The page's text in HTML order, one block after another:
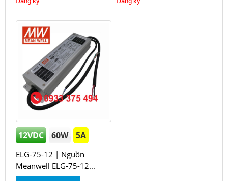
12VDC 60W 5A
ELG-75-12 | Nguồn
Meanwell ELG-75-12...